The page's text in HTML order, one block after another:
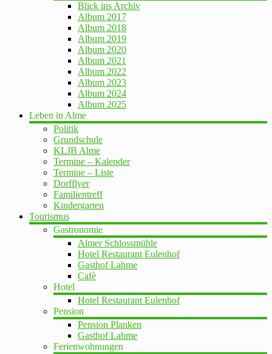
Blick ins Archiv
Album 2017
Album 2018
Album 2019
Album 2020
Album 2021
Album 2022
Album 2023
Album 2024
Album 2025
Leben in Alme
Politik
Grundschule
KLJB Alme
Termine – Kalender
Termine – Liste
Dorfflyer
Familientreff
Kindergarten
Tourismus
Gastronomie
Almer Schlossmühle
Hotel Restaurant Eulenhof
Gasthof Lahme
Cafè
Hotel
Hotel Restaurant Eulenhof
Pension
Pension Planken
Gasthof Lahme
Ferienwohnungen